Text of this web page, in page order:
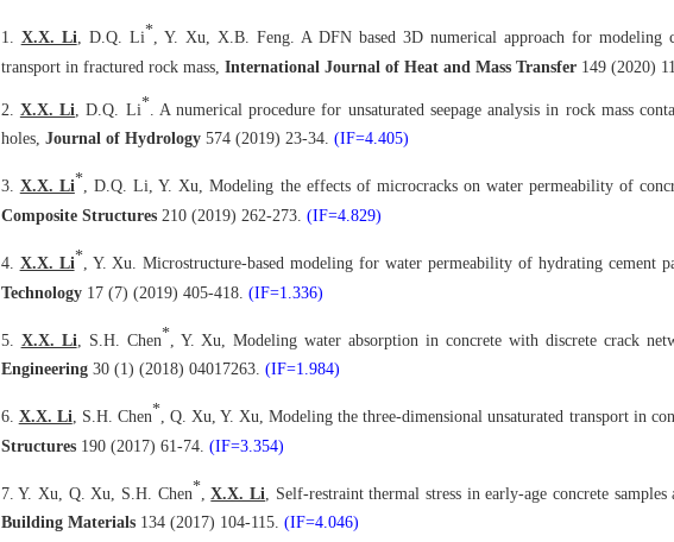
1. X.X. Li , D.Q. Li* , Y. Xu, X.B. Feng. A DFN based 3D numerical approach for modeling
transport in fractured rock mass, International Journal of Heat and Mass Transfer149 (2020)
2. X.X. Li , D.Q. Li* . A numerical procedure for unsaturated seepage analysis in rock mass
holes, Journal of Hydrology574 (2019) 23-34. (IF=4.405)
3. X.X. Li* , D.Q. Li, Y. Xu, Modeling the effects of microcracks on water permeability of
Composite Structures 210 (2019) 262-273. (IF=4.829)
4. X.X. Li* , Y. Xu. Microstructure-based modeling for water permeability of hydrating cement
Technology17 (7) (2019) 405-418. (IF=1.336)
5. X.X. Li , S.H. Chen* , Y. Xu, Modeling water absorption in concrete with discrete crack
Engineering30 (1) (2018) 04017263. (IF=1.984)
6. X.X. Li , S.H. Chen* , Q. Xu, Y. Xu, Modeling the three-dimensional unsaturated transport in
Structures190 (2017) 61-74. (IF=3.354)
7. Y. Xu, Q. Xu, S.H. Chen* ,X.X. Li , Self-restraint thermal stress in early-age concrete
Building Materials134 (2017) 104-115. (IF=4.046)